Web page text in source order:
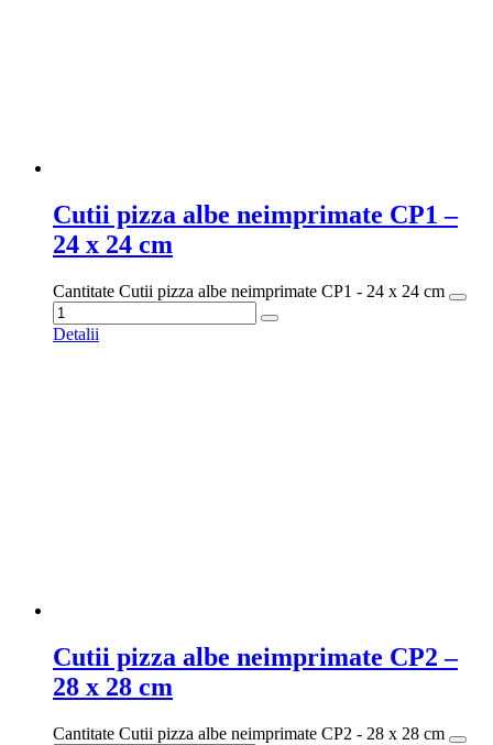
Cutii pizza albe neimprimate CP1 –
24 x 24 cm
Cantitate Cutii pizza albe neimprimate CP1 - 24 x 24 cm
Detalii
Cutii pizza albe neimprimate CP2 –
28 x 28 cm
Cantitate Cutii pizza albe neimprimate CP2 - 28 x 28 cm